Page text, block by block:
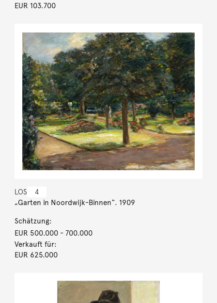
EUR 103.700
LOS 4
„Garten in Noordwijk-Binnen“. 1909
Schätzung:
EUR 500.000- 700.000
Verkauft für:
EUR 625.000